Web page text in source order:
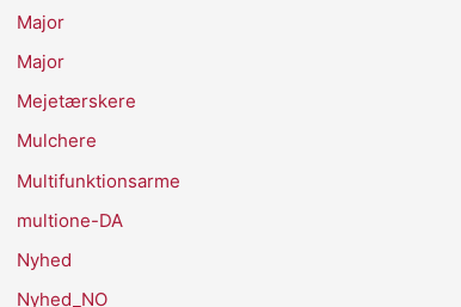
Major
Major
Mejetærskere
Mulchere
Multifunktionsarme
multione-DA
Nyhed
Nyhed_NO